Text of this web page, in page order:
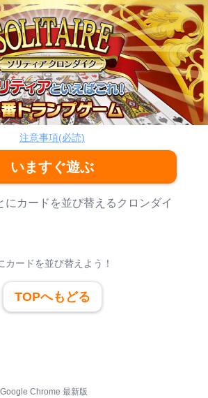
ク
ボードゲーム
注意事項(必読)
いますぐ遊ぶ
にカードを並び替えるクロンダイ
カードを並び替えよう！
TOPへもどる
Chrome 最新版